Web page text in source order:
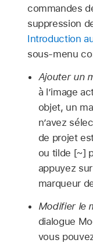
commandes
suppression
Introduction
sous-menu
Ajouter un
à l’image
objet, un
n’avez
de projet
ou tilde [~]
appuyez
marqueur
Modifier le
dialogue
vous